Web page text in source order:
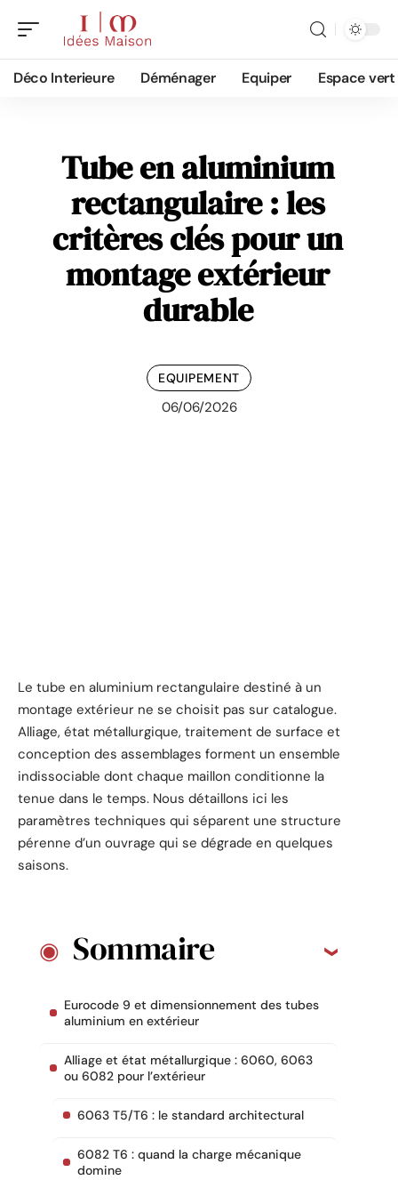
Déco Interieure Déménager Equiper Espace vert
Tube en aluminium
rectangulaire : les
critères clés pour un
montage extérieur
durable
EQUIPEMENT
06/06/2026
Le tube en aluminium rectangulaire destiné à un
montage extérieur ne se choisit pas sur catalogue.
Alliage, état métallurgique, traitement de surface et
conception des assemblages forment un ensemble
indissociable dont chaque maillon conditionne la
tenue dans le temps. Nous détaillons ici les
paramètres techniques qui séparent une structure
pérenne d’un ouvrage qui se dégrade en quelques
saisons.
Sommaire
Eurocode 9 et dimensionnement des tubes
aluminium en extérieur
Alliage et état métallurgique : 6060, 6063
ou 6082 pour l’extérieur
6063 T5/T6 : le standard architectural
6082 T6 : quand la charge mécanique
domine